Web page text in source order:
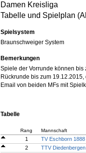
Damen Kreisliga
Tabelle und Spielplan
Spielsystem
Braunschweiger System
Bemerkungen
Spiele der Vorrunde können
Rückrunde bis zum
Email von beiden MFs mit
Tabelle
Rang Mannschaft
1 TV Eschborn 1888
2
TTV Diedenbergen